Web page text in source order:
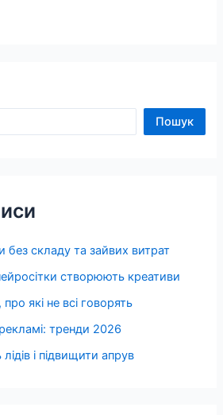
Пошук
без складу та зайвих витрат
створюють креативи
які не всі говорять
тренди 2026
і підвищити апрув